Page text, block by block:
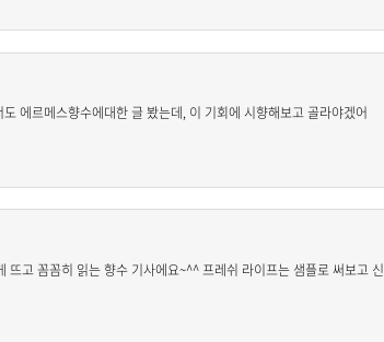
에르메스향수에대한 글 봤는데, 이 기회에 시향해보고 골라야겠어
고 꼼꼼히 읽는 향수 기사에요~^^ 프레쉬 라이프는 샘플로 써보고 신